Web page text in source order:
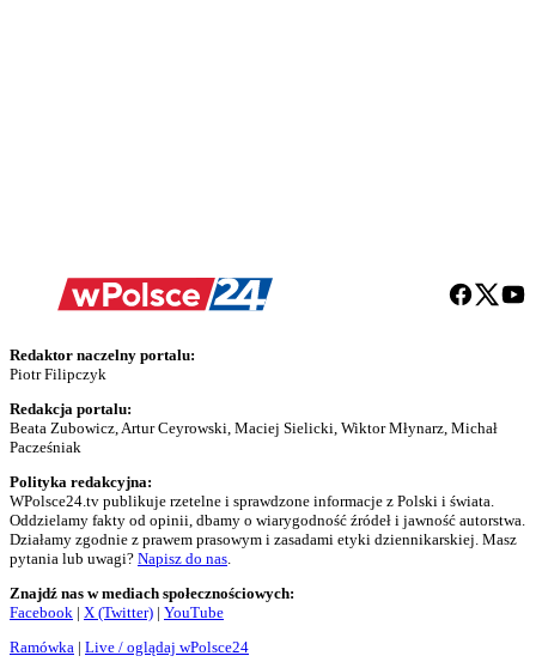
Redaktor naczelny portalu:
Piotr Filipczyk
Redakcja portalu:
Beata Zubowicz, Artur Ceyrowski, Maciej Sielicki, Wiktor Młynarz, Michał
Pacześniak
Polityka redakcyjna:
WPolsce24.tv publikuje rzetelne i sprawdzone informacje z Polski i świata.
Oddzielamy fakty od opinii, dbamy o wiarygodność źródeł i jawność autorstwa.
Działamy zgodnie z prawem prasowym i zasadami etyki dziennikarskiej. Masz
pytania lub uwagi? Napisz do nas.
Znajdź nas w mediach społecznościowych:
Facebook | X (Twitter) | YouTube
Ramówka | Live / oglądaj wPolsce24